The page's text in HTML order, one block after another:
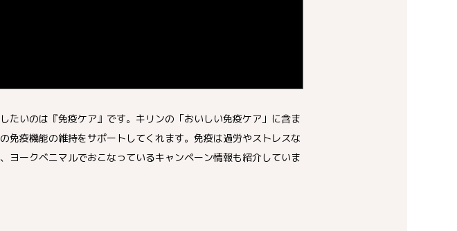
たいのは『免疫ケア』です。キリンの「おいしい免疫ケア」に含ま
免疫機能の維持をサポートしてくれます。免疫は過労やストレスな
ヨークベニマルでおこなっているキャンペーン情報も紹介していま